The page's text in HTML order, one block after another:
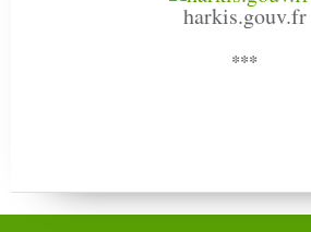
harkis.gouv.fr
***